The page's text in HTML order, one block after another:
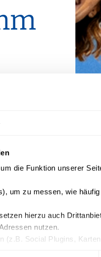
die Funktion unserer
um zu messen, wie
hierzu auch
nutzen.
(z.B. Social Plugins,